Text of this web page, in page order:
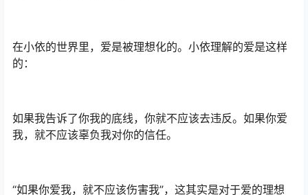
在小依的世界里，爱是被理想化的。小依理解的爱是这样
的：
如果我告诉了你我的底线，你就不应该去违反。如果你爱
我，就不应该辜负我对你的信任。
“如果你爱我，就不应该伤害我”，这其实是对于爱的理想